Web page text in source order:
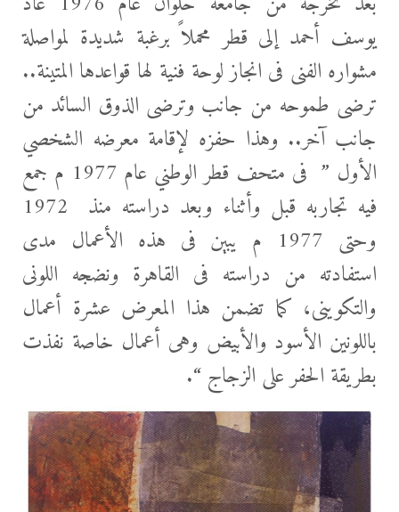
يوسف أحمد إلى قطر محملاً برغبة شديدة لمواصلة
مشواره الفنى فى انجاز لوحة فنية لها قواعدها المتينة..
ترضى طموحه من جانب وترضى الذوق السائد من
جانب آخر.. وهذا حفزه لإقامة معرضه الشخصي
الأول ” فى متحف قطر الوطني عام 1977 م جمع
فيه تجاربه قبل وأثناء وبعد دراسته منذ 1972
وحتى 1977 م يبين فى هذه الأعمال مدى
استفادته من دراسته فى القاهرة ونضجه اللونى
والتكوينى، كما تضمن هذا المعرض عشرة أعمال
باللونين الأسود والأبيض وهى أعمال خاصة نفذت
بطريقة الحفر على الزجاج “.